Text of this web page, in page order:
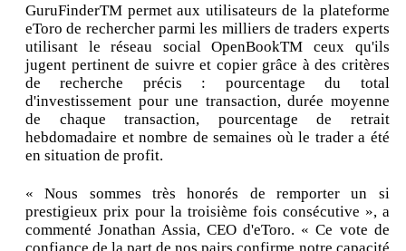
GuruFinderTM permet aux utilisateurs de la plateforme
eToro de rechercher parmi les milliers de traders experts
utilisant le réseau social OpenBookTM ceux qu'ils
jugent pertinent de suivre et copier grâce à des critères
de recherche précis : pourcentage du total
d'investissement pour une transaction, durée moyenne
de chaque transaction, pourcentage de retrait
hebdomadaire et nombre de semaines où le trader a été
en situation de profit.
« Nous sommes très honorés de remporter un si
prestigieux prix pour la troisième fois consécutive », a
commenté Jonathan Assia, CEO d'eToro. « Ce vote de
confiance de la part de nos pairs confirme notre capacité